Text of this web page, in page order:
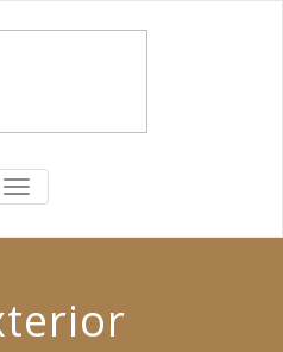
ALTERNAR
A